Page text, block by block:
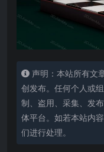
声明：本站所有文
创发布。任何个人或
制、盗用、采集、发
体平台。如若本站内
们进行处理。